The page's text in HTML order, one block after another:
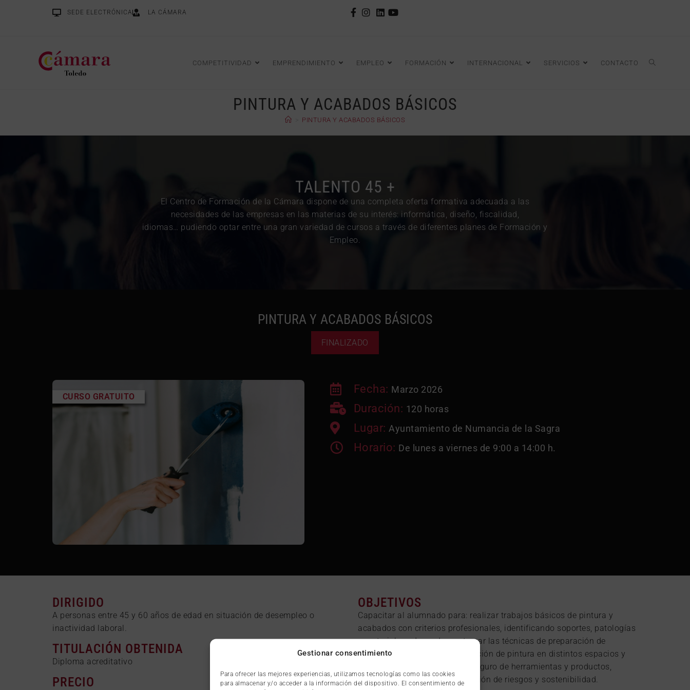
Gestionar consentimiento
Para ofrecer las mejores experiencias, utilizamos tecnologías como las cookies
para almacenar y/o acceder a la información del dispositivo. El consentimiento de
SEDE ELECTRÓNICA LA CÁMARA
COMPETITIVIDAD EMPRENDIMIENTO EMPLEO FORMACIÓN INTERNACIONAL SERVICIOS CONTACTO
PINTURA Y ACABADOS BÁSICOS
PINTURA Y ACABADOS BÁSICOS
TALENTO 45 +
El Centro de Formación de la Cámara dispone de una completa oferta formativa adecuada a las
necesidades de las empresas en las materias de su interés: informática, diseño, fiscalidad,
idiomas… pudiendo optar entre una gran variedad de cursos a través de diferentes planes de Formación y
Empleo.
PINTURA Y ACABADOS BÁSICOS
FINALIZADO
CURSO GRATUITO
Fecha: Marzo 2026
Duración: 120 horas
Lugar:Ayuntamiento de Numancia de la Sagra
Horario: De lunes a viernes de 9:00 a 14:00 h.
DIRIGIDO
A personas entre 45 y 60 años de edad en situación de desempleo o
inactividad laboral.
TITULACIÓN OBTENIDA
Diploma acreditativo
PRECIO
OBJETIVOS
Capacitar al alumnado para: realizar trabajos básicos de pintura y
acabados con criterios profesionales, identificando soportes, patologías
y materiales adecuados; entrenar las técnicas de preparación de
superficies, protección y aplicación de pintura en distintos espacios y
elementos, y fomentar el uso seguro de herramientas y productos,
integrando medidas de prevención de riesgos y sostenibilidad.